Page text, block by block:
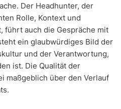
Der Headhunter, der
Rolle, Kontext und
führt auch die Gespräche mit
ein glaubwürdiges Bild der
und der Verantwortung,
ist. Die Qualität der
maßgeblich über den Verlauf